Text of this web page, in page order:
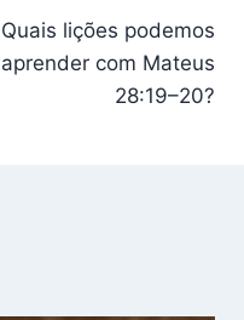
Quais lições podemos
aprender com Mateus
28:19–20?